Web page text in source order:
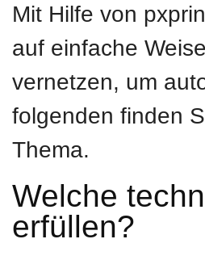
Mit Hilfe von
auf einfache
vernetzen, um
folgenden finden
Thema.
Welche
erfüllen?